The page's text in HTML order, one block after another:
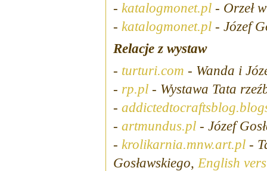
- katalogmonet.pl - Orzeł
- katalogmonet.pl - Józef
Relacje z wystaw
- turturi.com - Wanda i
- rp.pl - Wystawa Tata
-
- artmundus.pl - Józef
- krolikarnia.mnw.art.pl -
Gosławskiego,English